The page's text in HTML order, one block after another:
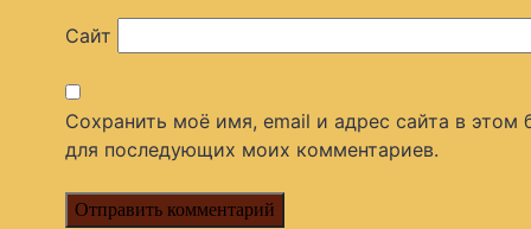
Сайт
Сохранить моё имя, email и адрес сайта в этом
для последующих моих комментариев.